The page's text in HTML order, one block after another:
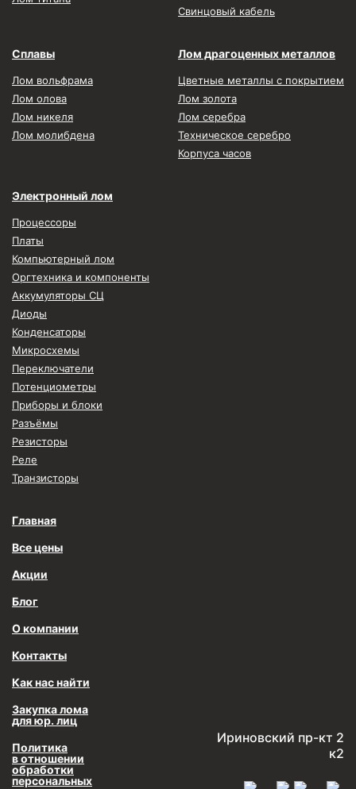
Свинцовый кабель
Сплавы
Лом вольфрама
Лом олова
Лом никеля
Лом молибдена
Лом драгоценных металлов
Цветные металлы с покрытием
Лом золота
Лом серебра
Техническое серебро
Корпуса часов
Электронный лом
Процессоры
Платы
Компьютерный лом
Оргтехника и компоненты
Аккумуляторы СЦ
Диоды
Конденсаторы
Микросхемы
Переключатели
Потенциометры
Приборы и блоки
Разъёмы
Резисторы
Реле
Транзисторы
Главная
Все цены
Акции
Блог
О компании
Контакты
Как нас найти
Закупка лома
для юр. лиц
Политика
в отношении
обработки
персональных
Ириновский пр-кт 2
к2